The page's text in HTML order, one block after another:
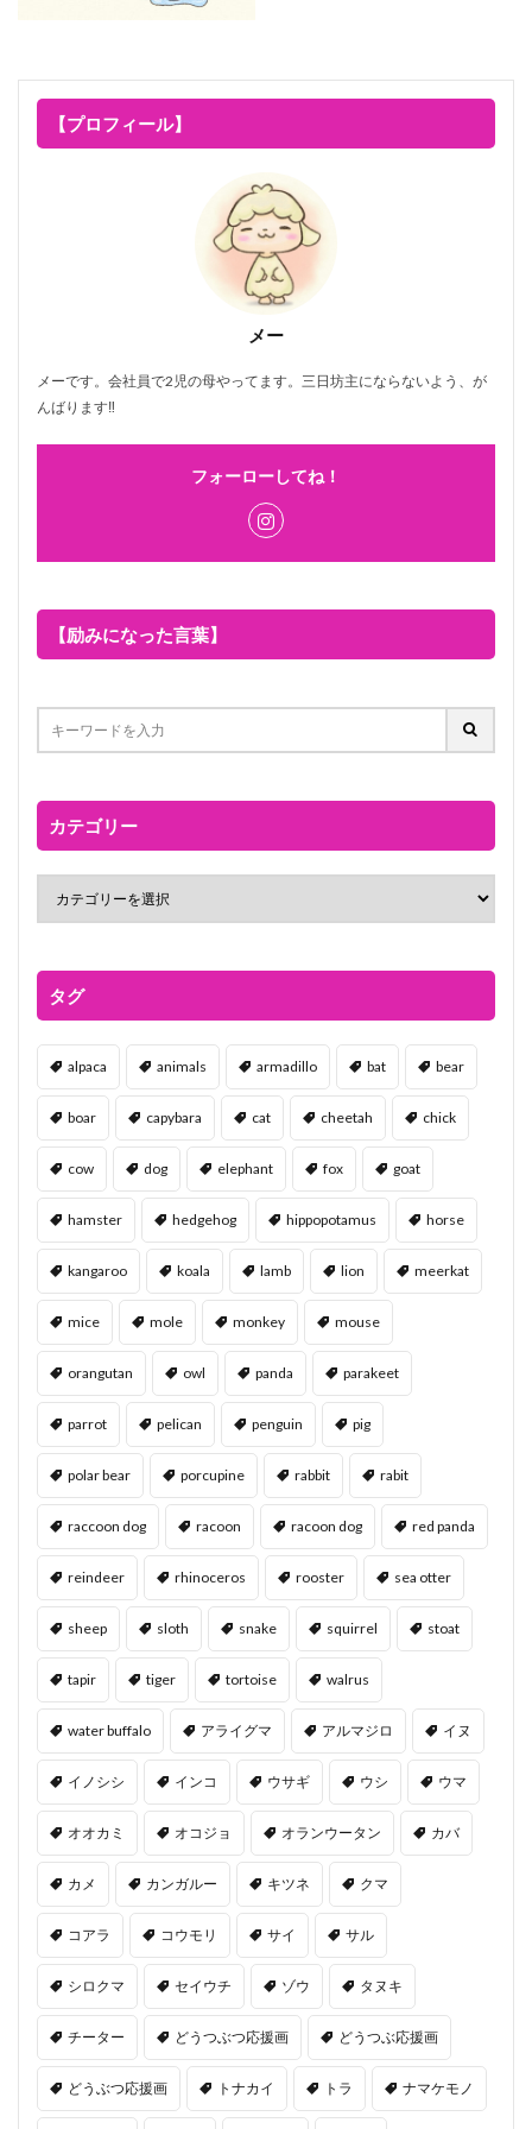
【プロフィール】
メー
メーです。会社員で2児の母やってます。三日坊主にならないよう、が
んばります‼
フォーローしてね！
【励みになった言葉】
カテゴリー
タグ
alpaca animals armadillo bat bear
boar capybara cat cheetah chick
cow dog elephant fox goat
hamster hedgehog hippopotamus horse
kangaroo koala lamb lion meerkat
mice mole monkey mouse
orangutan owl panda parakeet
parrot pelican penguin pig
polar bear porcupine rabbit rabit
raccoon dog racoon racoon dog red panda
reindeer rhinoceros rooster sea otter
sheep sloth snake squirrel stoat
tapir tiger tortoise walrus
water buffalo アライグマ アルマジロ イヌ
イノシシ インコ ウサギ ウシ ウマ
オオカミ オコジョ オランウータン カバ
カメ カンガルー キツネ クマ
コアラ コウモリ サイ サル
シロクマ セイウチ ゾウ タヌキ
チーター どうつぶつ応援画 どうつぶ応援画
どうぶつ応援画 トナカイ トラ ナマケモノ